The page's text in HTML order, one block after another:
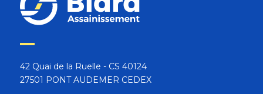
42 Quai de la Ruelle - CS 40124
27501 PONT AUDEMER CEDEX